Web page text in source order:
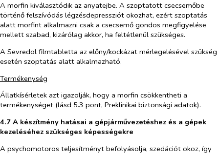
A morfin kiválasztódik az anyatejbe. A szoptatott csecsemőbe
történő felszívódás légzésdepressziót okozhat, ezért szoptatás
alatt morfint alkalmazni csak a csecsemő gondos megfigyelése
mellett szabad, kizárólag akkor, ha feltétlenül szükséges.
A Sevredol filmtabletta az előny/kockázat mérlegelésével szükség
esetén szoptatás alatt alkalmazható.
Termékenység
Állatkísérletek azt igazolják, hogy a morfin csökkentheti a
termékenységet (lásd 5.3 pont, Preklinikai biztonsági adatok).
4.7 A készítmény hatásai a gépjárművezetéshez és a gépek
kezeléséhez szükséges képességekre
A psychomotoros teljesítményt befolyásolja, szedációt okoz, így